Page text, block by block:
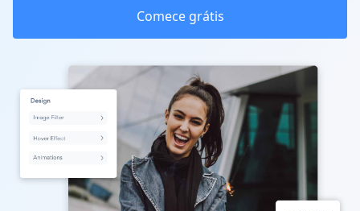
Comece grátis